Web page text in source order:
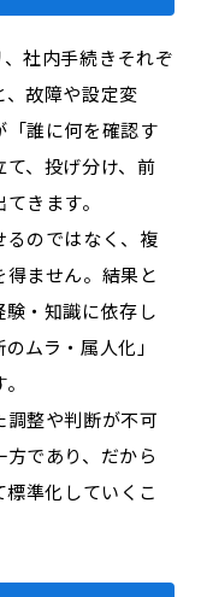
内手続き――それぞ
故障や設定変
「誰に何を確認す
、投げ分け、前
きます。
のではなく、複
ません。結果と
・知識に依存し
ムラ・属人化」
整や判断が不可
であり、だから
準化していくこ